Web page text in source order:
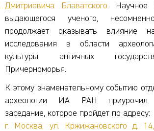
Дмитриевича Блаватского. Научное
выдающегося ученого,
продолжает оказывать влияние
исследования в области
культуры античных
Причерноморья.
К этому знаменательному событию
археологии ИА РАН приурочил
заседание, которое пройдет по адресу:
г. Москва, ул. Кржижановского д.